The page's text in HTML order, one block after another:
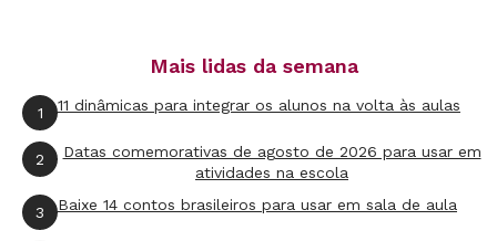
Mais lidas da semana
1 11 dinâmicas para integrar os alunos na volta às aulas
2
Datas comemorativas de agosto de 2026 para usar em
atividades na escola
3 Baixe 14 contos brasileiros para usar em sala de aula